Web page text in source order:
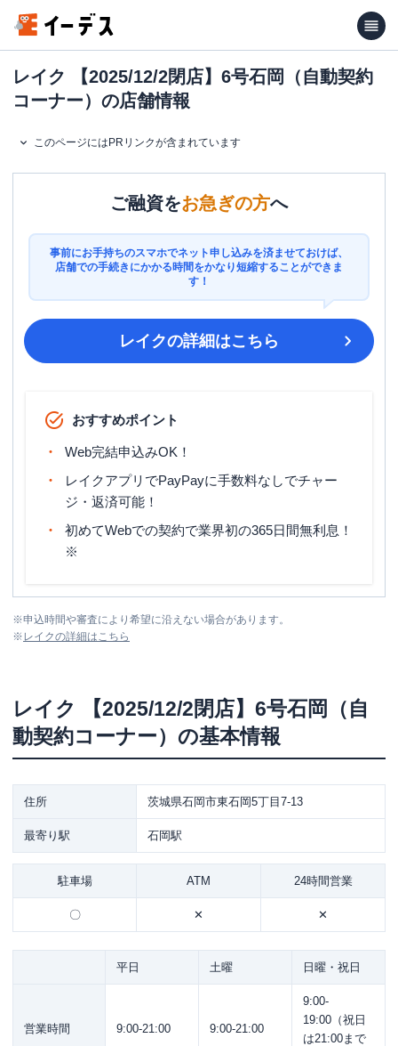
レイク 【2025/12/2閉店】6号石岡（自動契約
コーナー）の店舗情報
このページにはPRリンクが含まれています
ご融資をお急ぎの方へ
事前にお手持ちのスマホでネット申し込みを済ませておけば、
店舗での手続きにかかる時間をかなり短縮することができま
す！
レイクの詳細はこちら
おすすめポイント
Web完結申込みOK！
レイクアプリでPayPayに手数料なしでチャー
ジ・返済可能！
初めてWebでの契約で業界初の365日間無利息！
※
※申込時間や審査により希望に沿えない場合があります。
※ レイクの詳細はこちら
レイク
【2025/12/2閉店】6号石岡（自
動契約コーナー） の基本情報
住所 茨城県石岡市東石岡5丁目7-13
最寄り駅 石岡駅
駐車場 ATM 24時間営業
〇 ✕ ✕
平日 土曜 日曜・祝日
営業時間 9:00-21:00 9:00-21:00
9:00-
19:00（祝日
は21:00まで